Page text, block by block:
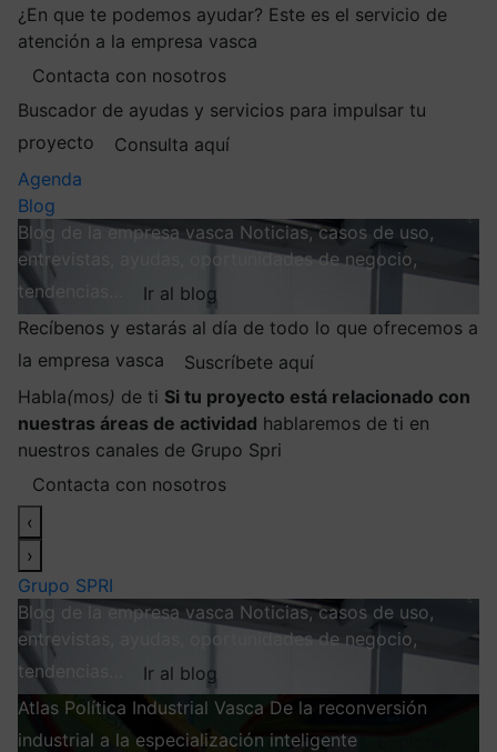
¿En que te podemos ayudar? Este es el servicio de
atención a la empresa vasca
Contacta con nosotros
Buscador de ayudas y servicios para impulsar tu
proyecto
Consulta aquí
Agenda
Blog
Blog de la empresa vasca Noticias, casos de uso,
entrevistas, ayudas, oportunidades de negocio,
tendencias…
Ir al blog
Recíbenos y estarás al día de todo lo que ofrecemos a
la empresa vasca
Suscríbete aquí
Habla(mos) de ti Si tu proyecto está relacionado con
nuestras áreas de actividad hablaremos de ti en
nuestros canales de Grupo Spri
Contacta con nosotros
‹
›
Grupo SPRI
Blog de la empresa vasca Noticias, casos de uso,
entrevistas, ayudas, oportunidades de negocio,
tendencias…
Ir al blog
Atlas Política Industrial Vasca De la reconversión
industrial a la especialización inteligente